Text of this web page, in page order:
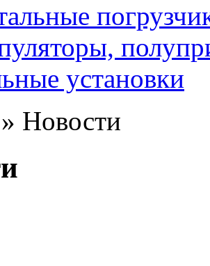
установки
» Новости